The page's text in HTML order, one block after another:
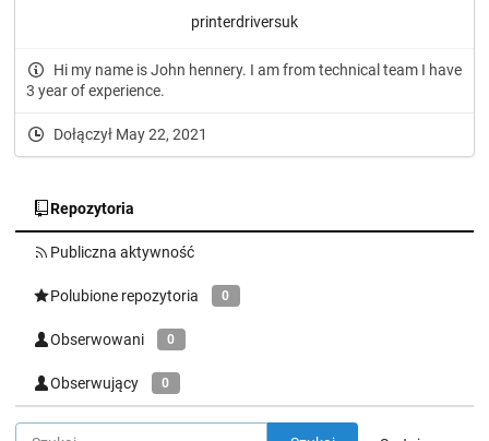
printerdriversuk
Hi my name is John hennery. I am from technical team I have
3 year of experience.
Dołączył May 22, 2021
Repozytoria
Publiczna aktywność
Polubione repozytoria 0
Obserwowani 0
Obserwujący 0